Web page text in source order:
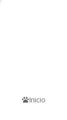
Inicio